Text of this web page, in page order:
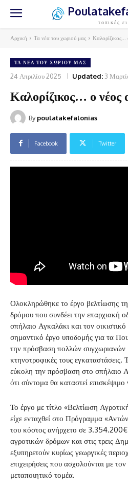
τοπικές
Αρχική Τα νέα του χωριού μας Καλορίζικος...
ΤΑ ΝΈΑ ΤΟΥ ΧΩΡΙΟΎ ΜΑΣ
24 Απριλίου 2025 Updated: 3
Καλορίζικος… ο νέος
By poulatakefalonias
Facebook Twitter
Ολοκληρώθηκε το έργο βελτίωσης
δρόμου που συνδέει την
σπήλαιο Αγκαλάκι και τον
σημαντικό έργο υποδομής για τα
την πρόσβαση πολλών συγχωριανών
κτηνοτροφικές τους εγκαταστάσεις.
εύκολη την πρόσβαση στο σπήλαιο
ότι σύντομα θα καταστεί επισκέψιμο
Το έργο με τίτλο «Βελτίωση
είχε ενταχθεί στο Πρόγραμμα
του κόστος ανήρχετο σε
αγροτικών δρόμων και στις τρεις
εξυπηρετούν κυρίως γεωργικές
επιχειρήσεις που ασχολούνται με
μεταποιητικό τομέα.